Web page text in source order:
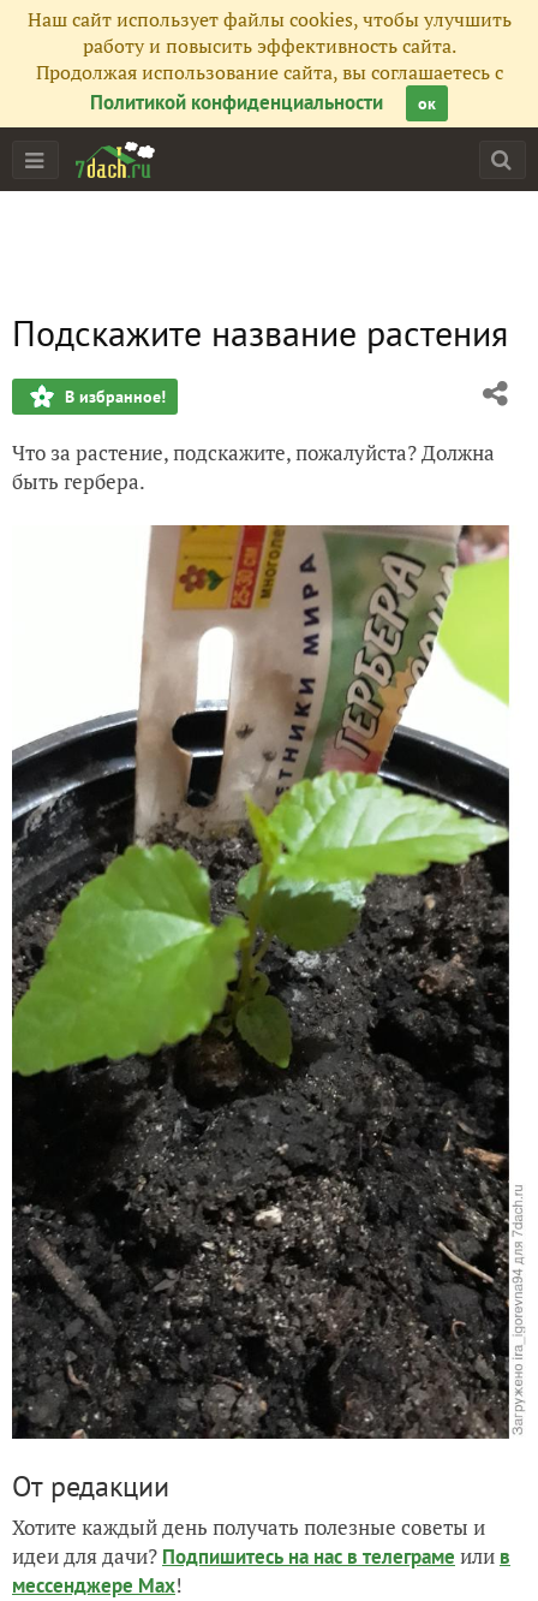
Наш сайт использует файлы cookies, чтобы улучшить
работу и повысить эффективность сайта.
Продолжая использование сайта, вы соглашаетесь с
Политикой конфиденциальности
ок
Подскажите название растения
В избранное!
Что за растение, подскажите, пожалуйста? Должна
быть гербера.
От редакции
Хотите каждый день получать полезные советы и
идеи для дачи? Подпишитесь на нас в телеграме или в
мессенджере Max!